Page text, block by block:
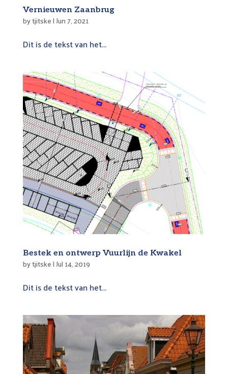
Vernieuwen Zaanbrug
bytjitske| Jun 7, 2021
Dit is de tekst van het...
Bestek en ontwerp Vuurlijn de Kwakel
bytjitske| Jul 14, 2019
Dit is de tekst van het...